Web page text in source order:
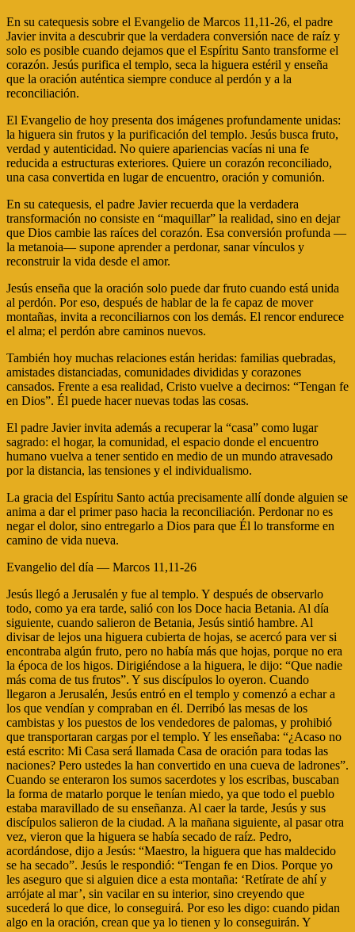
En su catequesis sobre el Evangelio de Marcos 11,11-26, el padre
Javier invita a descubrir que la verdadera conversión nace de raíz y
solo es posible cuando dejamos que el Espíritu Santo transforme el
corazón. Jesús purifica el templo, seca la higuera estéril y enseña
que la oración auténtica siempre conduce al perdón y a la
reconciliación.
El Evangelio de hoy presenta dos imágenes profundamente unidas:
la higuera sin frutos y la purificación del templo. Jesús busca fruto,
verdad y autenticidad. No quiere apariencias vacías ni una fe
reducida a estructuras exteriores. Quiere un corazón reconciliado,
una casa convertida en lugar de encuentro, oración y comunión.
En su catequesis, el padre Javier recuerda que la verdadera
transformación no consiste en “maquillar” la realidad, sino en dejar
que Dios cambie las raíces del corazón. Esa conversión profunda —
la metanoia— supone aprender a perdonar, sanar vínculos y
reconstruir la vida desde el amor.
Jesús enseña que la oración solo puede dar fruto cuando está unida
al perdón. Por eso, después de hablar de la fe capaz de mover
montañas, invita a reconciliarnos con los demás. El rencor endurece
el alma; el perdón abre caminos nuevos.
También hoy muchas relaciones están heridas: familias quebradas,
amistades distanciadas, comunidades divididas y corazones
cansados. Frente a esa realidad, Cristo vuelve a decirnos: “Tengan fe
en Dios”. Él puede hacer nuevas todas las cosas.
El padre Javier invita además a recuperar la “casa” como lugar
sagrado: el hogar, la comunidad, el espacio donde el encuentro
humano vuelva a tener sentido en medio de un mundo atravesado
por la distancia, las tensiones y el individualismo.
La gracia del Espíritu Santo actúa precisamente allí donde alguien se
anima a dar el primer paso hacia la reconciliación. Perdonar no es
negar el dolor, sino entregarlo a Dios para que Él lo transforme en
camino de vida nueva.
Evangelio del día — Marcos 11,11-26
Jesús llegó a Jerusalén y fue al templo. Y después de observarlo
todo, como ya era tarde, salió con los Doce hacia Betania. Al día
siguiente, cuando salieron de Betania, Jesús sintió hambre. Al
divisar de lejos una higuera cubierta de hojas, se acercó para ver si
encontraba algún fruto, pero no había más que hojas, porque no era
la época de los higos. Dirigiéndose a la higuera, le dijo: “Que nadie
más coma de tus frutos”. Y sus discípulos lo oyeron. Cuando
llegaron a Jerusalén, Jesús entró en el templo y comenzó a echar a
los que vendían y compraban en él. Derribó las mesas de los
cambistas y los puestos de los vendedores de palomas, y prohibió
que transportaran cargas por el templo. Y les enseñaba: “¿Acaso no
está escrito: Mi Casa será llamada Casa de oración para todas las
naciones? Pero ustedes la han convertido en una cueva de ladrones”.
Cuando se enteraron los sumos sacerdotes y los escribas, buscaban
la forma de matarlo porque le tenían miedo, ya que todo el pueblo
estaba maravillado de su enseñanza. Al caer la tarde, Jesús y sus
discípulos salieron de la ciudad. A la mañana siguiente, al pasar otra
vez, vieron que la higuera se había secado de raíz. Pedro,
acordándose, dijo a Jesús: “Maestro, la higuera que has maldecido
se ha secado”. Jesús le respondió: “Tengan fe en Dios. Porque yo
les aseguro que si alguien dice a esta montaña: ‘Retírate de ahí y
arrójate al mar’, sin vacilar en su interior, sino creyendo que
sucederá lo que dice, lo conseguirá. Por eso les digo: cuando pidan
algo en la oración, crean que ya lo tienen y lo conseguirán. Y